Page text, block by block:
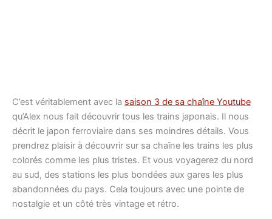
C’est véritablement avec la saison 3 de sa chaîne Youtube
qu’Alex nous fait découvrir tous les trains japonais. Il nous
décrit le japon ferroviaire dans ses moindres détails. Vous
prendrez plaisir à découvrir sur sa chaîne les trains les plus
colorés comme les plus tristes. Et vous voyagerez du nord
au sud, des stations les plus bondées aux gares les plus
abandonnées du pays. Cela toujours avec une pointe de
nostalgie et un côté très vintage et rétro.